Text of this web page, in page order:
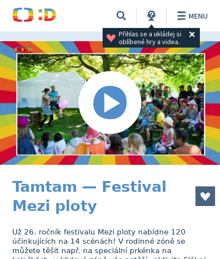
Přihlas se a ukládej si
oblíbené hry a videa.
MENU
Tamtam — Festival
Mezi ploty
Už 26. ročník festivalu Mezi ploty nabídne 120
účinkujících na 14 scénách! V rodinné zóně se
můžete těšit např. na speciální prkénka na